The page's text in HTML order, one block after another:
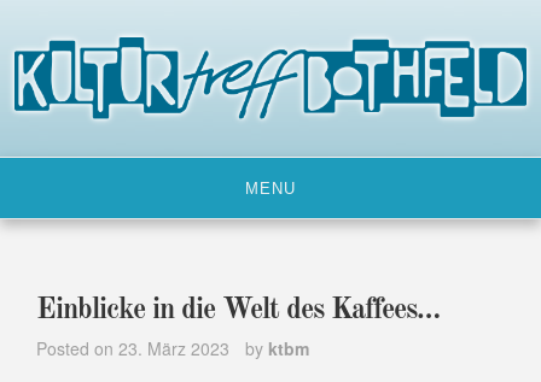
content
MENU
Einblicke in die Welt des Kaffees…
Posted on 23. März 2023 by ktbm